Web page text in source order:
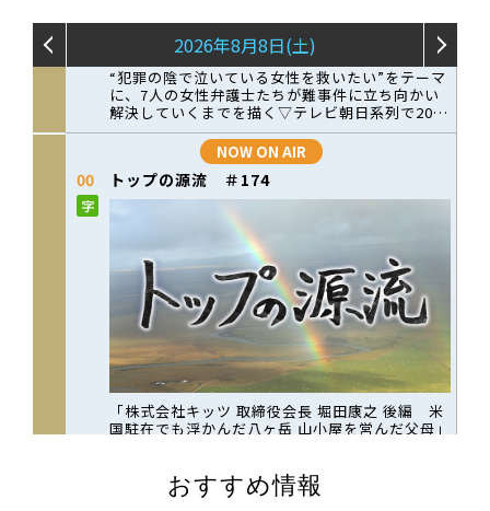
おすすめ情報